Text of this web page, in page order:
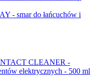
- smar do łańcuchów i